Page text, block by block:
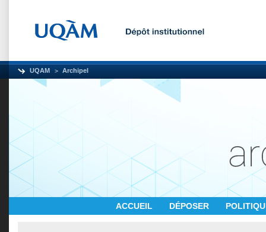
UQAM Archipel
ACCUEIL DÉPOSER